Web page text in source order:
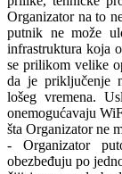
Organizator na to
putnik ne može
infrastruktura koja
se prilikom velike
da je priključenje
lošeg vremena.
onemogućavaju
šta Organizator ne
- Organizator
obezbeđuju po